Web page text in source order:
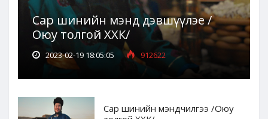
Сар шинийн мэнд дэвшүүлэе /
Оюу толгой ХХК/
2023-02-19 18:05:05 912622
Сар шинийн мэндчилгээ /Оюу